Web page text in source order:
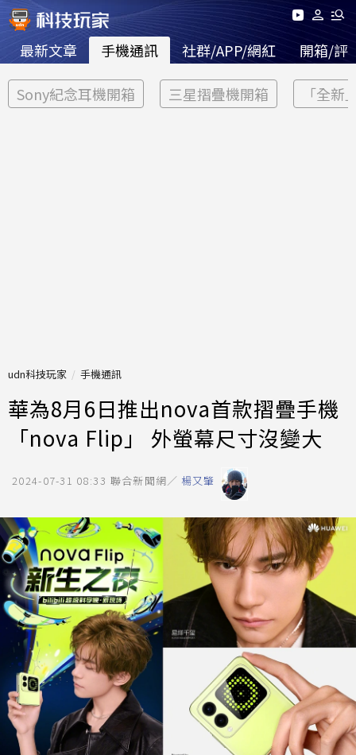
最新文章 手機通訊 社群/APP/網紅 開箱/評
Sony紀念耳機開箱 三星摺疊機開箱 「全新
udn科技玩家 手機通訊
華為8月6日推出nova首款摺疊手機
「nova Flip」 外螢幕尺寸沒變大
2024-07-31 08:33 聯合新聞網／ 楊又肇